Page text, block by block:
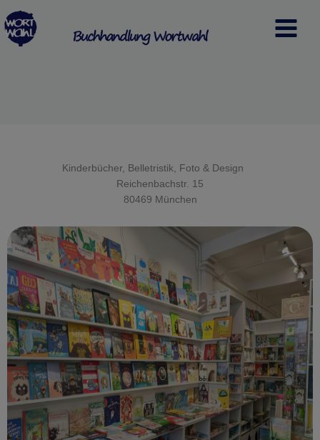
Inhalt
springen
Kinderbücher, Belletristik, Foto & Design
Reichenbachstr. 15
80469 München